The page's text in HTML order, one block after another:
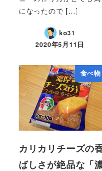
になったので […]
ko31
2020年5月11日
食べ物
カリカリチーズの
ばしさが絶品な「